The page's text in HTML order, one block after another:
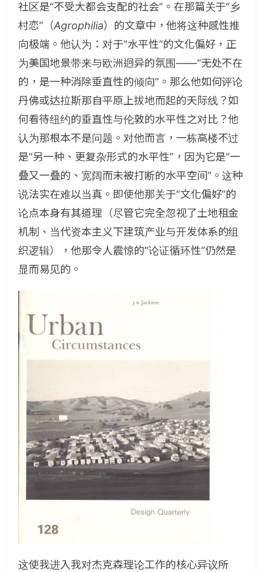
社区是“不受大都会支配的社会”。在那篇关于“乡
村恋”（Agrophilia）的文章中，他将这种感性推
向极端。他认为：对于“水平性”的文化偏好，正
为美国地景带来与欧洲迥异的氛围——“无处不在
的，是一种消除垂直性的倾向”。那么他如何评论
丹佛或达拉斯那自平原上拔地而起的天际线？如
何看待纽约的垂直性与伦敦的水平性之对比？他
认为那根本不是问题。对他而言，一栋高楼不过
是“另一种、更复杂形式的水平性”，因为它是“一
叠又一叠的、宽阔而未被打断的水平空间”。这种
说法实在难以当真。即使他那关于“文化偏好”的
论点本身有其道理（尽管它完全忽视了土地租金
机制、当代资本主义下建筑产业与开发体系的组
织逻辑），他那令人震惊的“论证循环性”仍然是
显而易见的。
这使我进入我对杰克森理论工作的核心异议所